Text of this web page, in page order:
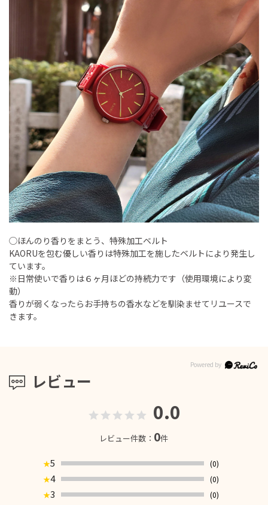
◯ほんのり香りをまとう、特殊加工ベルト
KAORUを包む優しい香りは特殊加工を施したベルトにより発生し
ています。
※日常使いで香りは６ヶ月ほどの持続力です（使用環境により変
動）
香りが弱くなったらお手持ちの香水などを馴染ませてリユースで
きます。
レビュー
0.0
レビュー件数： 0件
★5
(0)
★4
(0)
★3
(0)